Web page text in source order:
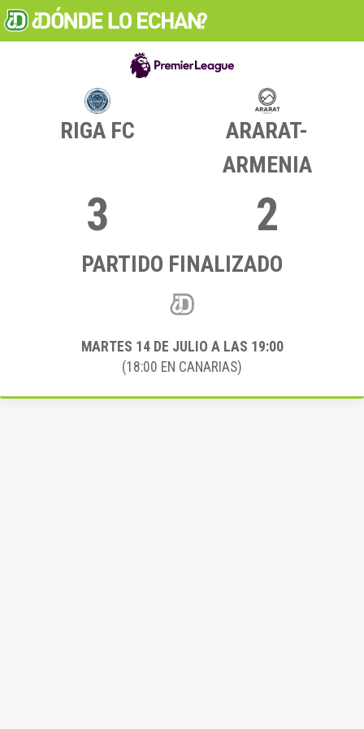
RIGA FC
ARARAT-
ARMENIA
3 2
PARTIDO FINALIZADO
MARTES 14DE JULIO A LAS 19:00
(18:00 EN CANARIAS)